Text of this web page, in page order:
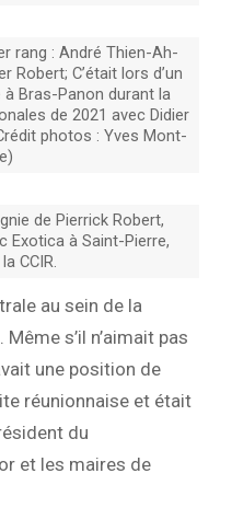
rang : André Thien-Ah-
Robert; C’était lors d’un
Bras-Panon durant la
de 2021 avec Didier
photos : Yves Mont-
de Pierrick Robert,
Exotica à Saint-Pierre,
CCIR.
au sein de la
s’il n’aimait pas
une position de
réunionnaise et était
du
et les maires de